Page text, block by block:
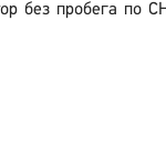
без пробега по